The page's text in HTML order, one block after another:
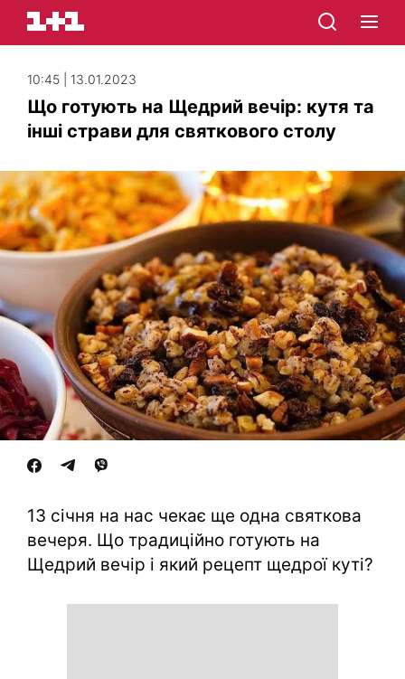
10:45 | 13.01.2023
Що готують на Щедрий вечір: кутя та
інші страви для святкового столу
13 січня на нас чекає ще одна святкова
вечеря. Що традиційно готують на
Щедрий вечір і який рецепт щедрої куті?